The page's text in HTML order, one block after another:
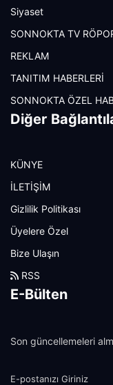
Siyaset
SONNOKTA TV
REKLAM
TANITIM HABERLERİ
SONNOKTA ÖZEL
Diğer
KÜNYE
İLETİŞİM
Gizlilik Politikası
Üyelere Özel
Bize Ulaşın
RSS
E-Bülten
Son güncellemeleri